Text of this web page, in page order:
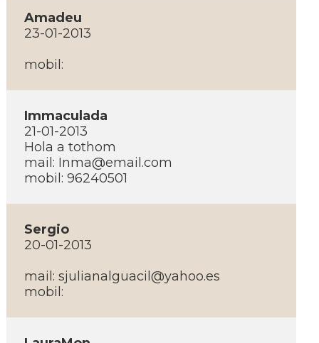
Amadeu
23-01-2013
mobil:
Immaculada
21-01-2013
Hola a tothom
mail: Inma@email.com
mobil: 96240501
Sergio
20-01-2013
mail: sjulianalguacil@yahoo.es
mobil: